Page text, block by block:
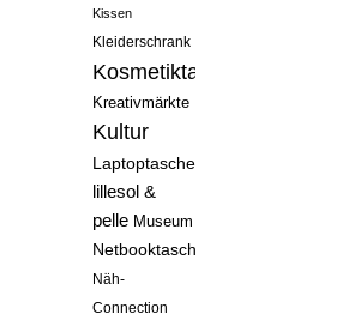
Kissen
Kleiderschrank
Kosmetiktasche
Kreativmärkte
Kultur
Laptoptasche
lillesol &
pelle Museum
Netbooktasche
Näh-
Connection